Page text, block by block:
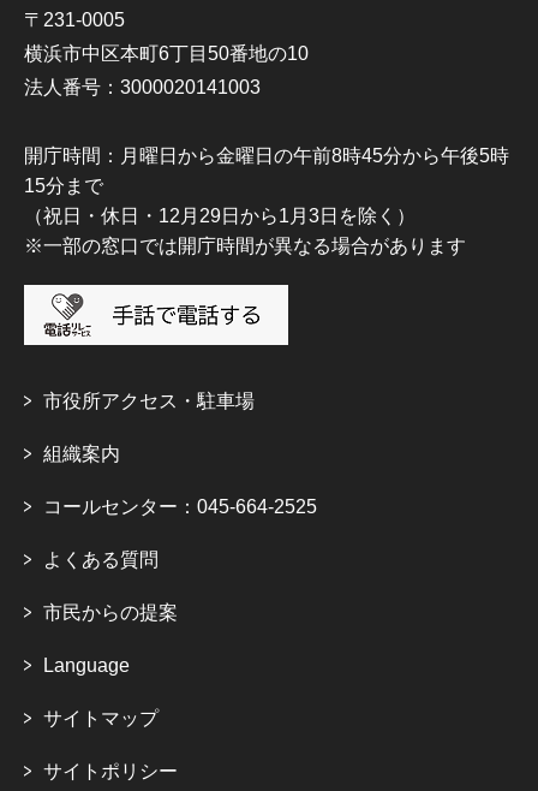
〒231-0005
横浜市中区本町6丁目50番地の10
法人番号：3000020141003
開庁時間：月曜日から金曜日の午前8時45分から午後5時
15分まで
（祝日・休日・12月29日から1月3日を除く）
※一部の窓口では開庁時間が異なる場合があります
市役所アクセス・駐車場
組織案内
コールセンター：045-664-2525
よくある質問
市民からの提案
Language
サイトマップ
サイトポリシー